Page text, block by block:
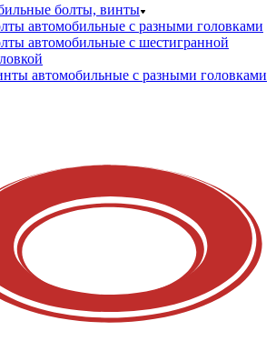
болты, винты
автомобильные с разными головками
автомобильные с шестигранной
автомобильные с разными головками